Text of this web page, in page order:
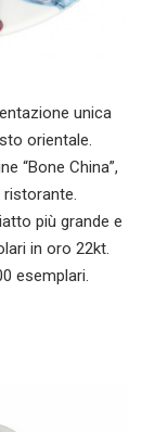
unica
orientale.
“Bone China”,
più grande e
in oro 22kt.
esemplari.